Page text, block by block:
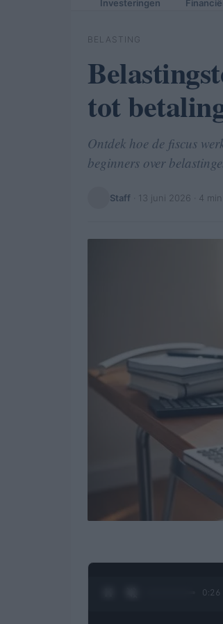
Investeringen
BELASTING
tot
Ontdek hoe de fiscus
beginners over
Staff 13 juni 2026 · 4 min
0:27